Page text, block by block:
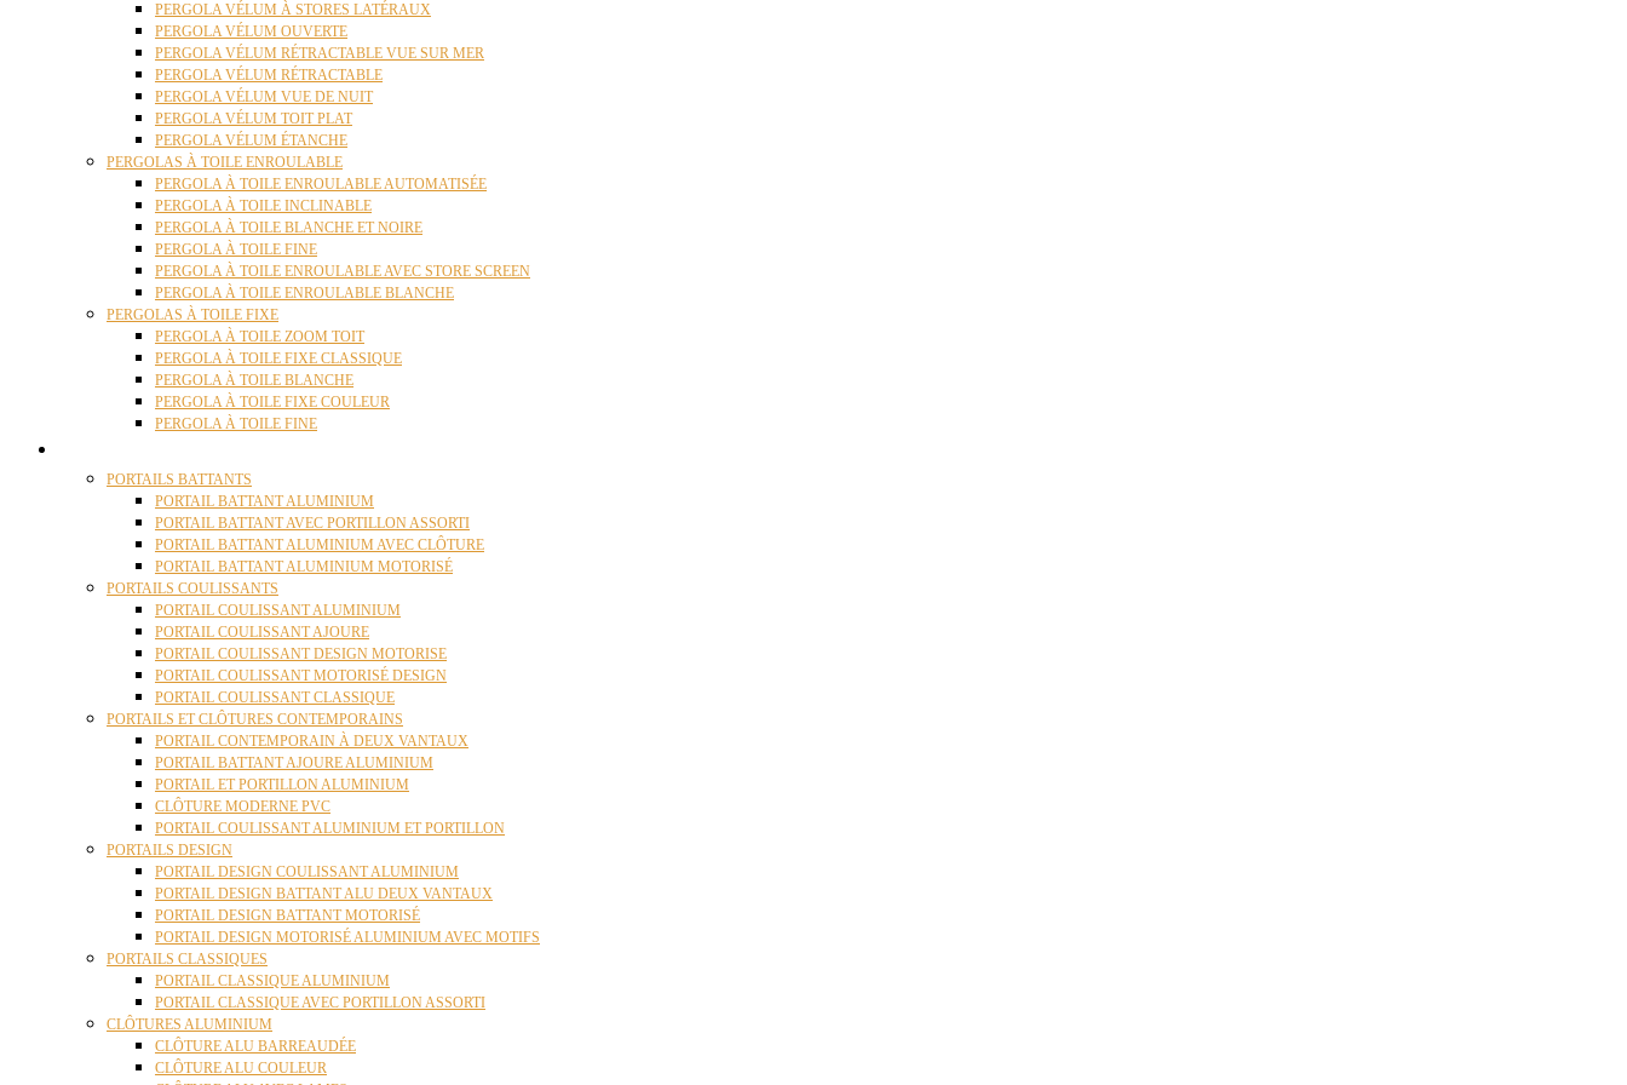
PERGOLA VÉLUM À STORES LATÉRAUX
PERGOLA VÉLUM OUVERTE
PERGOLA VÉLUM RÉTRACTABLE VUE SUR MER
PERGOLA VÉLUM RÉTRACTABLE
PERGOLA VÉLUM VUE DE NUIT
PERGOLA VÉLUM TOIT PLAT
PERGOLA VÉLUM ÉTANCHE
PERGOLAS À TOILE ENROULABLE
PERGOLA À TOILE ENROULABLE AUTOMATISÉE
PERGOLA À TOILE INCLINABLE
PERGOLA À TOILE BLANCHE ET NOIRE
PERGOLA À TOILE FINE
PERGOLA À TOILE ENROULABLE AVEC STORE SCREEN
PERGOLA À TOILE ENROULABLE BLANCHE
PERGOLAS À TOILE FIXE
PERGOLA À TOILE ZOOM TOIT
PERGOLA À TOILE FIXE CLASSIQUE
PERGOLA À TOILE BLANCHE
PERGOLA À TOILE FIXE COULEUR
PERGOLA À TOILE FINE
PORTAILS BATTANTS
PORTAIL BATTANT ALUMINIUM
PORTAIL BATTANT AVEC PORTILLON ASSORTI
PORTAIL BATTANT ALUMINIUM AVEC CLÔTURE
PORTAIL BATTANT ALUMINIUM MOTORISÉ
PORTAILS COULISSANTS
PORTAIL COULISSANT ALUMINIUM
PORTAIL COULISSANT AJOURE
PORTAIL COULISSANT DESIGN MOTORISE
PORTAIL COULISSANT MOTORISÉ DESIGN
PORTAIL COULISSANT CLASSIQUE
PORTAILS ET CLÔTURES CONTEMPORAINS
PORTAIL CONTEMPORAIN À DEUX VANTAUX
PORTAIL BATTANT AJOURE ALUMINIUM
PORTAIL ET PORTILLON ALUMINIUM
CLÔTURE MODERNE PVC
PORTAIL COULISSANT ALUMINIUM ET PORTILLON
PORTAILS DESIGN
PORTAIL DESIGN COULISSANT ALUMINIUM
PORTAIL DESIGN BATTANT ALU DEUX VANTAUX
PORTAIL DESIGN BATTANT MOTORISÉ
PORTAIL DESIGN MOTORISÉ ALUMINIUM AVEC MOTIFS
PORTAILS CLASSIQUES
PORTAIL CLASSIQUE ALUMINIUM
PORTAIL CLASSIQUE AVEC PORTILLON ASSORTI
CLÔTURES ALUMINIUM
CLÔTURE ALU BARREAUDÉE
CLÔTURE ALU COULEUR